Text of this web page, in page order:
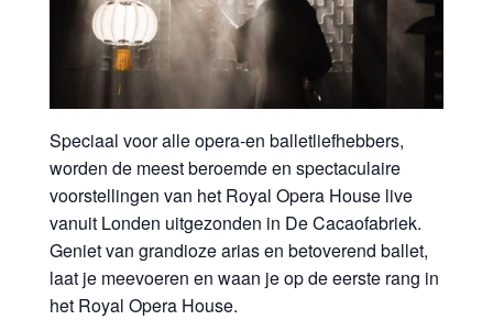
Speciaal voor alle opera-en balletliefhebbers,
worden de meest beroemde en spectaculaire
voorstellingen van het Royal Opera House live
vanuit Londen uitgezonden in De Cacaofabriek.
Geniet van grandioze arias en betoverend ballet,
laat je meevoeren en waan je op de eerste rang in
het Royal Opera House.